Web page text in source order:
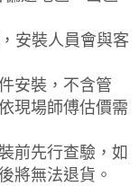
安裝人員會與客
安裝，不含管
現場師傅估價需
前先行查驗，如
將無法退貨。